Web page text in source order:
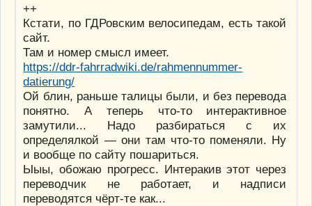
++
Кстати, по ГДРовским велосипедам, есть такой
сайт.
Там и номер смысл имеет.
https://ddr-fahrradwiki.de/rahmennummer-
datierung/
Ой блин, раньше талицы были, и без перевода
понятно. А теперь что-то интерактивное
замутили... Надо разбираться с их
определялкой — они там что-то поменяли. Ну
и вообще по сайту пошариться.
Ыыы, обожаю прогресс. Интеракив этот через
переводчик не работает, и надписи
переводятся чёрт-те как...